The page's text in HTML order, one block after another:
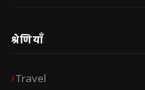
श्रेणियाँ
Travel